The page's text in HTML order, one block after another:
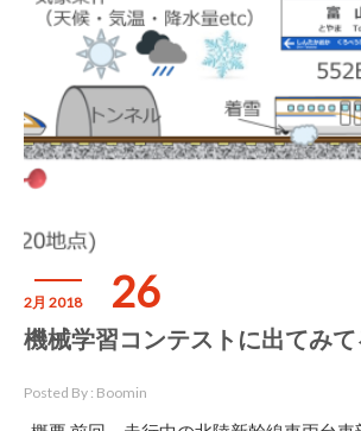
2月 2018 26
機械学習コンテストに出てみて
Posted By : Boomin